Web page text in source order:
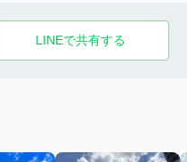
LINEで共有する